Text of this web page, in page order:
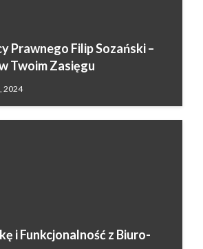
Prawnego Filip Sozański –
Twoim Zasięgu
2024
i Funkcjonalność z Biuro-